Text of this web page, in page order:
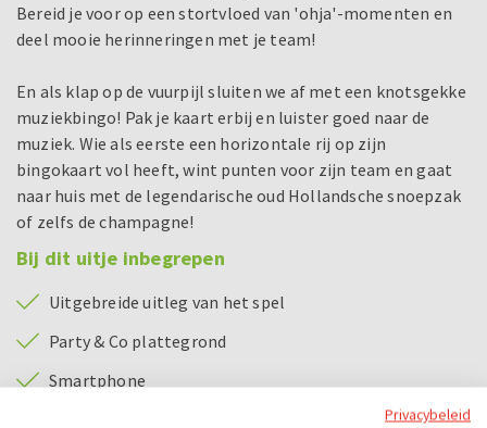
Bereid je voor op een stortvloed van 'ohja'-momenten en
deel mooie herinneringen met je team!
En als klap op de vuurpijl sluiten we af met een knotsgekke
muziekbingo! Pak je kaart erbij en luister goed naar de
muziek. Wie als eerste een horizontale rij op zijn
bingokaart vol heeft, wint punten voor zijn team en gaat
naar huis met de legendarische oud Hollandsche snoepzak
of zelfs de champagne!
Bij dit uitje inbegrepen
Uitgebreide uitleg van het spel
Party & Co plattegrond
Smartphone
Prijsuitreiking met prijs voor het beste teamPrivacybeleid